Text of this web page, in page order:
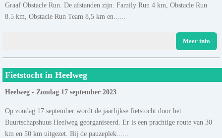
Graaf Obstacle Run. De afstanden zijn: Family Run 4 km, Obstacle Run
8.5 km, Obstacle Run Team 8,5 km en......
Meer info
Fietstocht in Heelweg
Heelweg - Zondag 17 september 2023
Op zondag 17 september wordt de jaarlijkse fietstocht door het
Buurtschapshuus Heelweg georganiseerd. Er is een prachtige route van 30
km en 50 km uitgezet. Bij de pauzeplek......